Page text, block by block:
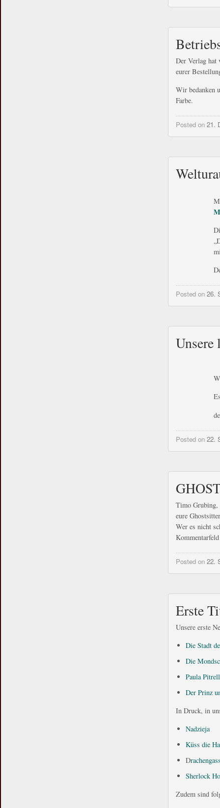
Der Verlag hat
eurer
Wir bedanken
Farbe.
Posted on 21.
Posted on 26.
Unsere
Posted on 22.
Timo Grubing,
eure
Wer es nicht
Posted on 22.
Erste
Unsere erste
Die Stadt
Die
Paula
Der Prinz
In Druck, in
Nadzieja
Küss die
D
Sherlock
Zudem sind